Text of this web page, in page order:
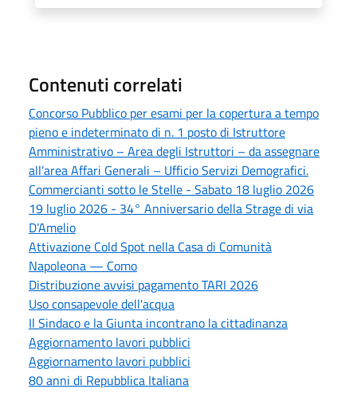
Contenuti correlati
Concorso Pubblico per esami per la copertura a tempo
pieno e indeterminato di n. 1 posto di Istruttore
Amministrativo – Area degli Istruttori – da assegnare
all’area Affari Generali – Ufficio Servizi Demografici.
Commercianti sotto le Stelle - Sabato 18 luglio 2026
19 luglio 2026 - 34° Anniversario della Strage di via
D’Amelio
Attivazione Cold Spot nella Casa di Comunità
Napoleona — Como
Distribuzione avvisi pagamento TARI 2026
Uso consapevole dell'acqua
Il Sindaco e la Giunta incontrano la cittadinanza
Aggiornamento lavori pubblici
Aggiornamento lavori pubblici
80 anni di Repubblica Italiana